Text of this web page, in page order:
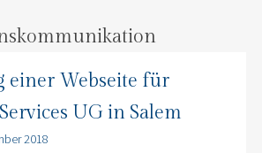
einer Webseite für
UG in Salem
2018